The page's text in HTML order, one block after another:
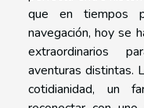
que en tiempos
navegación, hoy se
extraordinarios
aventuras distintas.
cotidianidad, un